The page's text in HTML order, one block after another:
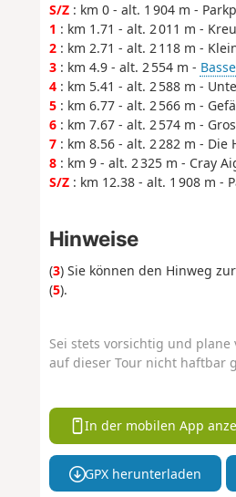
S/Z: km 0 - alt. 1 904 m -
1 : km 1.71 - alt. 2 011 m -
2: km 2.71 - alt. 2 118 m -
3: km 4.9 - alt. 2 554 m -
4: km 5.41 - alt. 2 588 m -
5: km 6.77 - alt. 2 566 m -
6: km 7.67 - alt. 2 574 m -
7: km 8.56 - alt. 2 282 m - Die
8: km 9 - alt. 2 325 m - Cray
S/Z: km 12.38 - alt. 1 908 m -
Hinweise
(3) Sie können den Hinweg
(5).
Sei stets vorsichtig und
auf dieser Tour nicht haftbar
In der mobilen App
GPX herunterladen